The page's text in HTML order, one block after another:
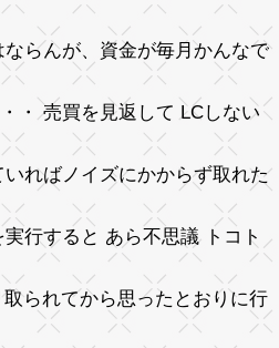
らんが、資金が毎月かんなで
・ 売買を見返して LCしない
ればノイズにかからず取れた
行すると あら不思議 トコト
られてから思ったとおりに行